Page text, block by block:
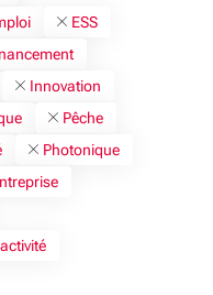
ESS
Innovation
Pêche
Photonique